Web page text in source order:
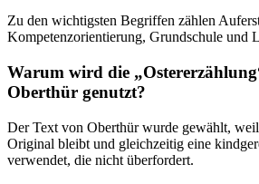
Zu den wichtigsten Begriffen zählen
Kompetenzorientierung, Grundschule und
Warum wird die
Oberthür genutzt?
Der Text von Oberthür wurde gewählt,
Original bleibt und gleichzeitig eine
verwendet, die nicht überfordert.